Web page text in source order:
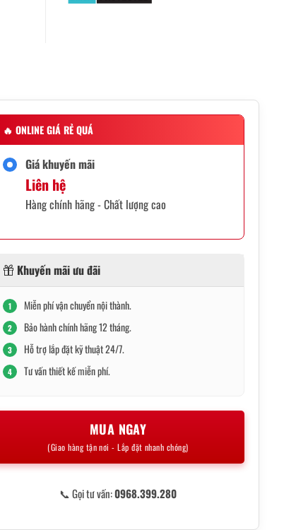
🔥 ONLINE GIÁ RẺ QUÁ
Giá khuyến mãi
Liên hệ
Hàng chính hãng - Chất lượng cao
Khuyến mãi ưu đãi
1 Miễn phí vận chuyển nội thành.
2 Bảo hành chính hãng 12 tháng.
3 Hỗ trợ lắp đặt kỹ thuật 24/7.
4 Tư vấn thiết kế miễn phí.
MUA NGAY
(Giao hàng tận nơi - Lắp đặt nhanh chóng)
📞 Gọi tư vấn:0968.399.280